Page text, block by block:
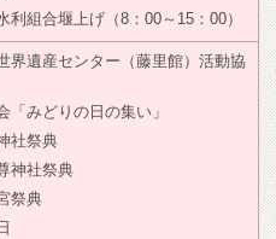
利組合堰上げ（8：00～15：00）
界遺産センター（藤里館）活動協
「みどりの日の集い」
社祭典
神社祭典
祭典